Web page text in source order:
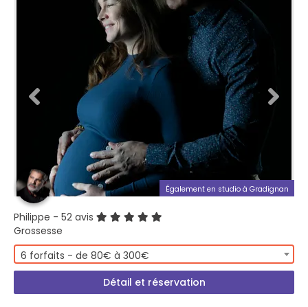
Également en studio à Gradignan
Philippe - 52 avis
Grossesse
6 forfaits - de 80€ à 300€
Détail et réservation